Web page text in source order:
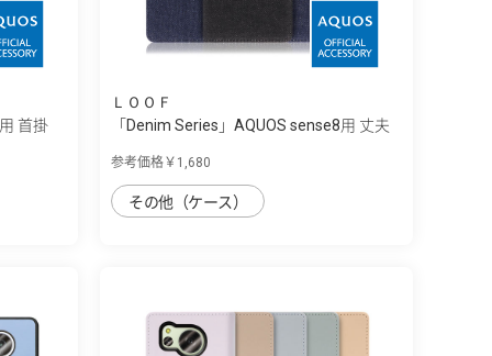
首掛
ＬＯＯＦ
「Denim Series」AQUOS sense8用 丈夫
参考価格￥1,680
その他（ケース）